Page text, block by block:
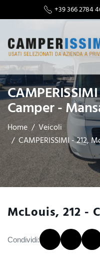
+39 366 2784
Camper -
Home
Veicoli
CAMPERISSIMI - 212,
McLouis, 212 -
Condividi: